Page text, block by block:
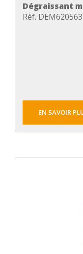
Dégraissant
Réf. DEM620563
EN SAVOIR